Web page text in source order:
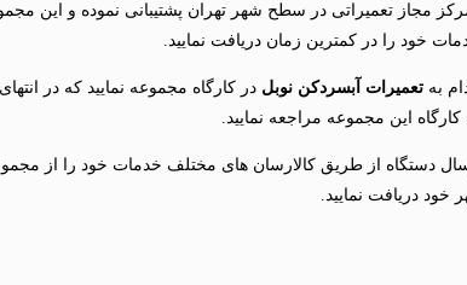
مجاز تعمیراتی در سطح شهر تهران پشتیبانی نموده و این
خود را در کمترین زمان دریافت نمایید.
به تعمیرات آبسردکن نوبل در کارگاه مجموعه نمایید که در
این مجموعه مراجعه نمایید.
از طریق کالارسان های مختلف خدمات خود را از
دریافت نمایید.